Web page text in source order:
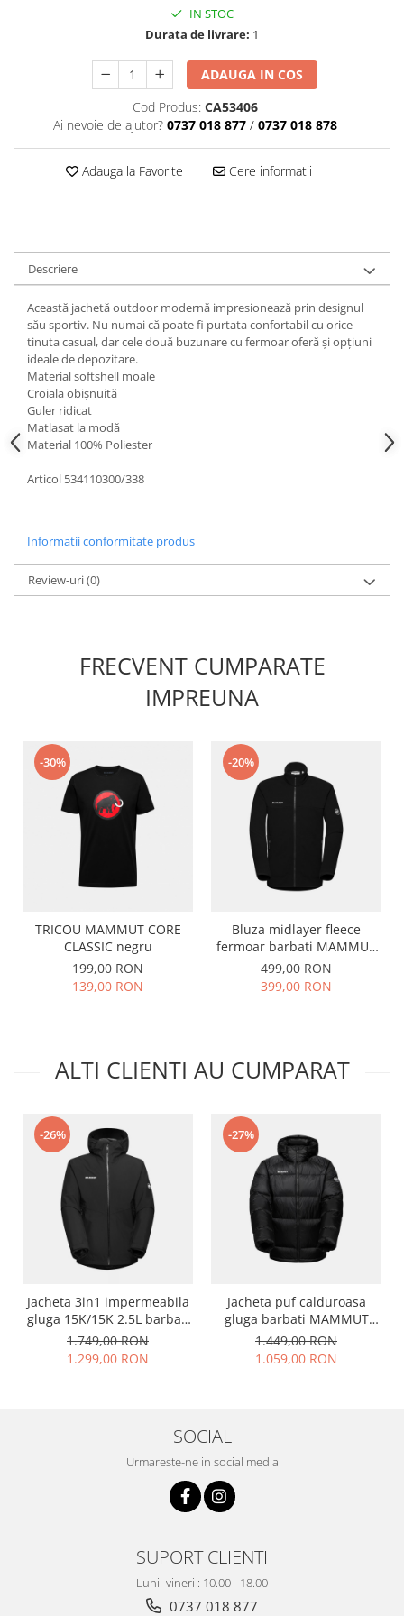
IN STOC
Durata de livrare: 1
ADAUGA IN COS
Cod Produs: CA53406
Ai nevoie de ajutor? 0737 018 877 / 0737 018 878
Adauga la Favorite Cere informatii
Descriere
Această jachetă outdoor modernă impresionează prin designul
său sportiv. Nu numai că poate fi purtata confortabil cu orice
tinuta casual, dar cele două buzunare cu fermoar oferă și opțiuni
ideale de depozitare.
Material softshell moale
Croiala obișnuită
Guler ridicat
Matlasat la modă
Material 100% Poliester
Articol 534110300/338
Informatii conformitate produs
Review-uri(0)
FRECVENT CUMPARATE
IMPREUNA
-30%
TRICOU MAMMUT CORE
CLASSIC negru
199,00 RON
139,00 RON
-20%
Bluza midlayer fleece
fermoar barbati MAMMUT
INNOMINATA negru
499,00 RON
399,00 RON
ALTI CLIENTI AU CUMPARAT
-26%
Jacheta 3in1 impermeabila
gluga 15K/15K 2.5L barbati
MAMMUT Alto Light HS
negru
1.749,00 RON
1.299,00 RON
-27%
Jacheta puf calduroasa
gluga barbati MAMMUT
Glacier Glow negru
1.449,00 RON
1.059,00 RON
SOCIAL
Urmareste-ne in social media
SUPORT CLIENTI
Luni- vineri : 10.00 - 18.00
0737 018 877